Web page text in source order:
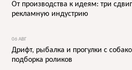
От производства к идеям: три
рекламную индустрию
06 АВГ
Дрифт, рыбалка и прогулки с
подборка роликов